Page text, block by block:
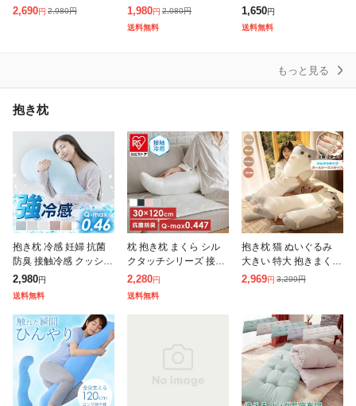
ランケット モコモコ と
2,690円 2,980円
毛布 もこもこ毛布 ブラ
ンケット モコモコ とろ
とろ ふわふわ 毛布 シ
1,980円 2,080円
送料無料
ケット ひざ掛け マイク
ロファイバー毛布 フラ
ンネル毛布 オールシー
1,650円
送料無料
もっと見る
抱き枕
抱き枕 冷感 妊婦 抗菌
防臭 接触冷感 クッショ
ン 吸汗速乾 授乳 洗え
る
2,980円
送料無料
枕 抱き枕 まくら シル
クタッチシリーズ 接触
冷感 まくら 夏物寝具
ボディーピロー シルク
タッチ抱き枕 M 抱きつ
2,280円
送料無料
抱き枕 猫 ぬいぐるみ
大きい 特大 抱きまくら
ねこ ネコ おもちゃ 昼
ロング
2,969円 3,299円